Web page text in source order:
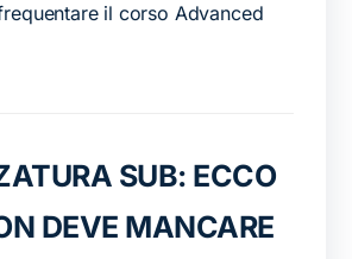
il corso Advanced
SUB: ECCO
DEVE MANCARE